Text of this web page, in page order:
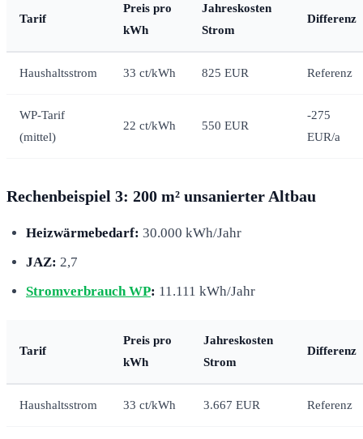
Tarif
Preis pro
kWh
Jahreskosten
Strom
Differenz
Haushaltsstrom 33 ct/kWh 825 EUR Referenz
WP-Tarif
(mittel)
22 ct/kWh 550 EUR
-275
EUR/a
Rechenbeispiel 3: 200 m² unsanierter Altbau
Heizwärmebedarf: 30.000 kWh/Jahr
JAZ: 2,7
Stromverbrauch WP: 11.111 kWh/Jahr
Tarif
Preis pro
kWh
Jahreskosten
Strom
Differenz
Haushaltsstrom 33 ct/kWh 3.667 EUR Referenz